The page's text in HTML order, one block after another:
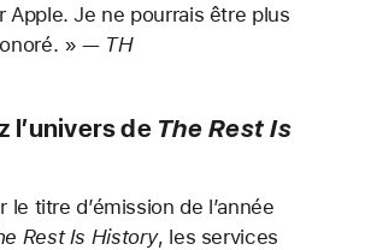
Apple. Je ne pourrais être plus
» — TH
l’univers de The Rest Is
le titre d’émission de l’année
Rest Is History, les services